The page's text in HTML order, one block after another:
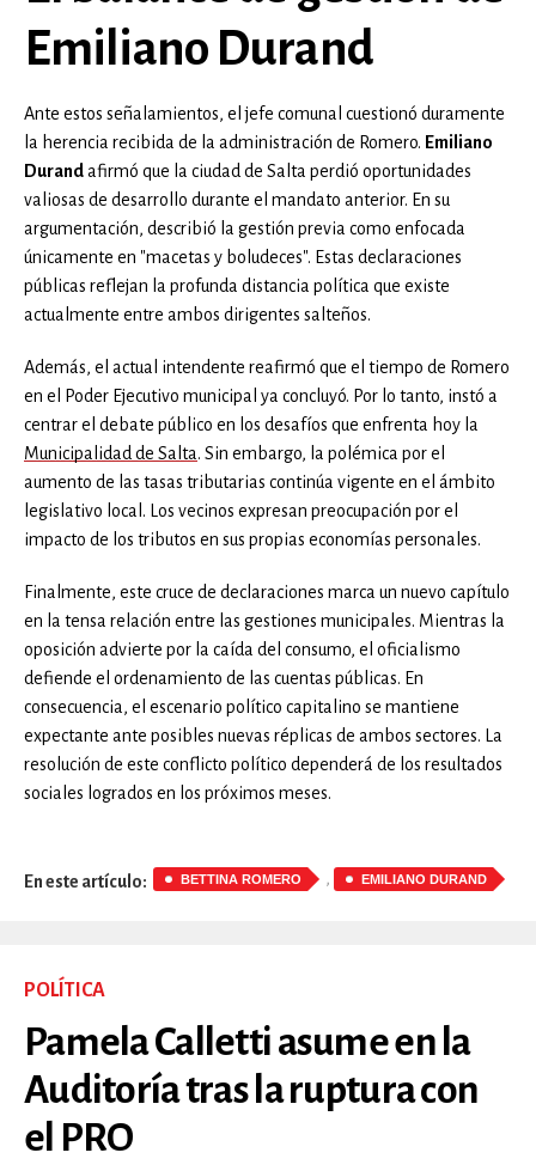
Emiliano Durand
Ante estos señalamientos, el jefe comunal cuestionó duramente
la herencia recibida de la administración de Romero. Emiliano
Durandafirmó que la ciudad de Salta perdió oportunidades
valiosas de desarrollo durante el mandato anterior. En su
argumentación, describió la gestión previa como enfocada
únicamente en "macetas y boludeces". Estas declaraciones
públicas reflejan la profunda distancia política que existe
actualmente entre ambos dirigentes salteños.
Además, el actual intendente reafirmó que el tiempo de Romero
en el Poder Ejecutivo municipal ya concluyó. Por lo tanto, instó a
centrar el debate público en los desafíos que enfrenta hoy la
Municipalidad de Salta. Sin embargo, la polémica por el
aumento de las tasas tributarias continúa vigente en el ámbito
legislativo local. Los vecinos expresan preocupación por el
impacto de los tributos en sus propias economías personales.
Finalmente, este cruce de declaraciones marca un nuevo capítulo
en la tensa relación entre las gestiones municipales. Mientras la
oposición advierte por la caída del consumo, el oficialismo
defiende el ordenamiento de las cuentas públicas. En
consecuencia, el escenario político capitalino se mantiene
expectante ante posibles nuevas réplicas de ambos sectores. La
resolución de este conflicto político dependerá de los resultados
sociales logrados en los próximos meses.
En este artículo: BETTINA ROMERO , EMILIANO DURAND
POLÍTICA
Pamela Calletti asume en la
Auditoría tras la ruptura con
el PRO